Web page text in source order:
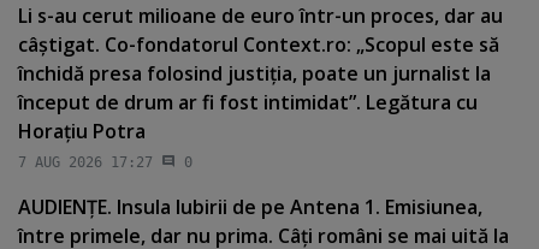
Li s-au cerut milioane de euro într-un proces, dar au
câştigat. Co-fondatorul Context.ro: „Scopul este să
închidă presa folosind justiţia, poate un jurnalist la
început de drum ar fi fost intimidat”. Legătura cu
Horaţiu Potra
7 AUG 2026 17:27 0
AUDIENŢE. Insula Iubirii de pe Antena 1. Emisiunea,
între primele, dar nu prima. Câţi români se mai uită la